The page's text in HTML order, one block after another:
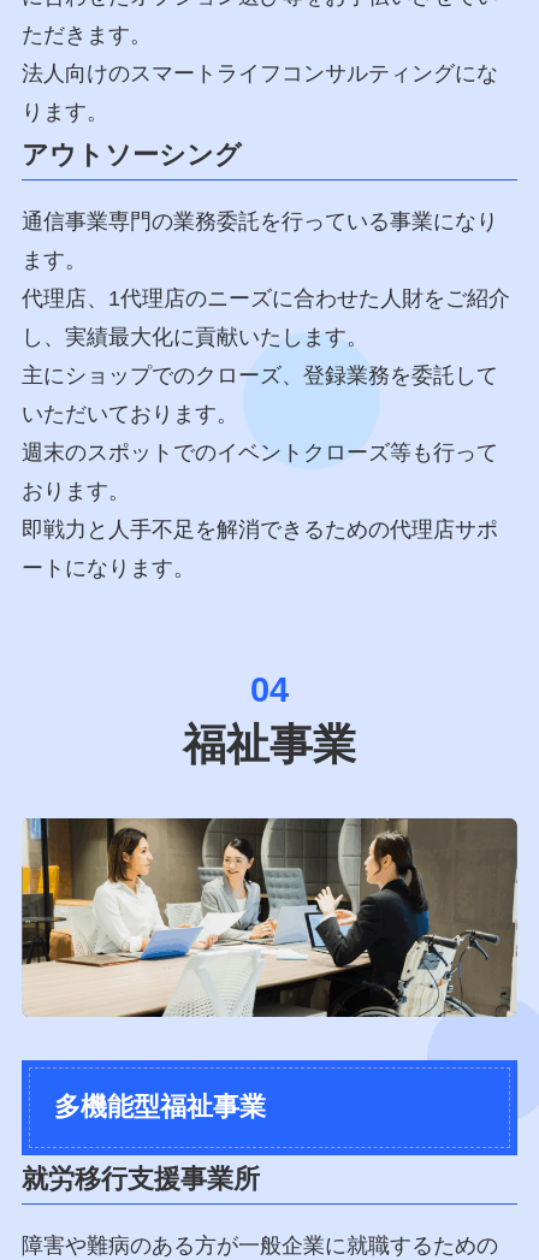
ただきます。
法人向けのスマートライフコンサルティングにな
ります。
アウトソーシング
通信事業専門の業務委託を行っている事業になり
ます。
代理店、1代理店のニーズに合わせた人財をご紹介
し、実績最大化に貢献いたします。
主にショップでのクローズ、登録業務を委託して
いただいております。
週末のスポットでのイベントクローズ等も行って
おります。
即戦力と人手不足を解消できるための代理店サポ
ートになります。
04
福祉事業
多機能型福祉事業
就労移行支援事業所
障害や難病のある方が一般企業に就職するための